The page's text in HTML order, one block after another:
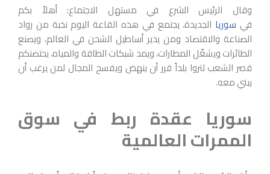
وقال الرئيس الشرع في مستهل الاجتماع: أهلاً بكم
في سوريا الجديدة، يجتمع في هذه القاعة اليوم نخبة من رواد
الصناعة والاقتصاد ومن يدير أساطيل الشحن في العالم، ويصنع
الطائرات ويشغّل المطارات، ويمد شبكات الطاقة والمياه، يحتضنكم
قصر الشعب لتروا بلداً قرر أن ينهض ويفسح المجال لمن يرغب أن
يبني معه.
سوريا عقدة ربط في سوق
الممرات العالمية